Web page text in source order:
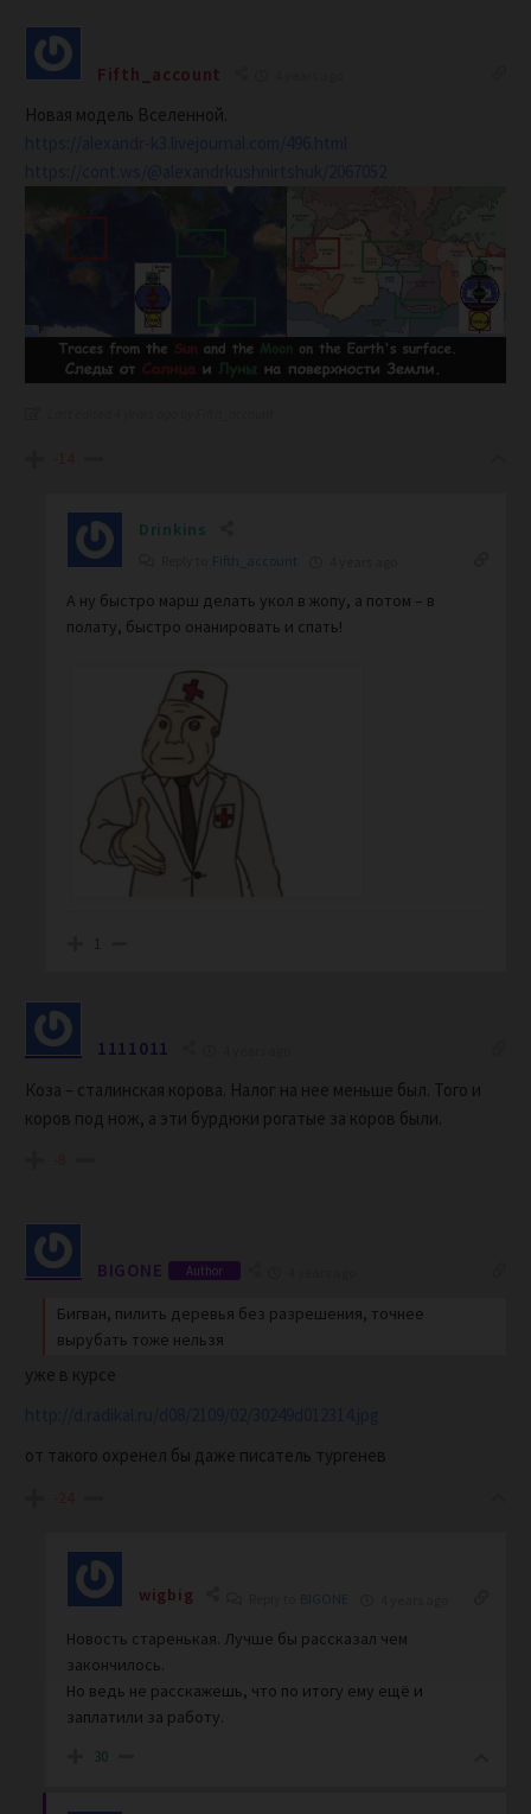
Fifth_account
Новая модель Вселенной.
Drinkins
Fifth_account
А ну быстро марш делать укол в жопу, а потом – в
полату, быстро онанировать и спать!
1
1111011
Коза – сталинская корова. Налог на нее меньше был. Того и
коров под нож, а эти бурдюки рогатые за коров были.
BIGONE Author
Бигван, пилить деревья без разрешения, точнее
вырубать тоже нельзя
уже в курсе
от такого охренел бы даже писатель тургенев
wigbig BIGONE
Новость старенькая. Лучше бы рассказал чем
закончилось.
Но ведь не расскажешь, что по итогу ему ещё и
заплатили за работу.
30